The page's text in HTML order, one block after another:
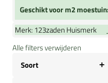
Geschikt voor m2 moestuin:
Merk: 123zaden Huismerk
Alle filters verwijderen
Soort